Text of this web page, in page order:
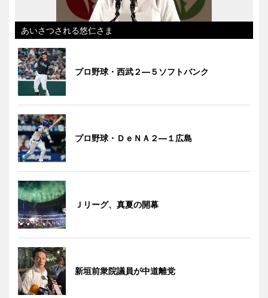
あいさつされる悠仁さま
プロ野球・西武２―５ソフトバンク
プロ野球・ＤｅＮＡ２―１広島
Ｊリーグ、真夏の開幕
新垣前衆院議員が中道離党